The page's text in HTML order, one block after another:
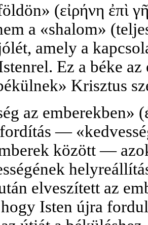
(εἰρήνη ἐπὶ
a «shalom»
amely a
Ez a béke
Krisztus
az emberekben»
—
között —
elveszített az
Isten újra